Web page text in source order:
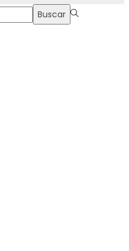
Buscar